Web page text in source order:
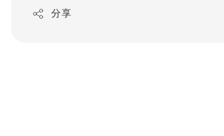
分享